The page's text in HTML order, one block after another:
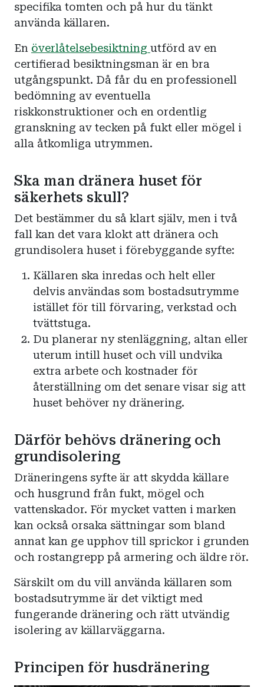
specifika tomten och på hur du tänkt
använda källaren.
En överlåtelsebesiktning utförd av en
certifierad besiktningsman är en bra
utgångspunkt. Då får du en professionell
bedömning av eventuella
riskkonstruktioner och en ordentlig
granskning av tecken på fukt eller mögel i
alla åtkomliga utrymmen.
Ska man dränera huset för
säkerhets skull?
Det bestämmer du så klart själv, men i två
fall kan det vara klokt att dränera och
grundisolera huset i förebyggande syfte:
Källaren ska inredas och helt eller
delvis användas som bostadsutrymme
istället för till förvaring, verkstad och
tvättstuga.
Du planerar ny stenläggning, altan eller
uterum intill huset och vill undvika
extra arbete och kostnader för
återställning om det senare visar sig att
huset behöver ny dränering.
Därför behövs dränering och
grundisolering
Dräneringens syfte är att skydda källare
och husgrund från fukt, mögel och
vattenskador. För mycket vatten i marken
kan också orsaka sättningar som bland
annat kan ge upphov till sprickor i grunden
och rostangrepp på armering och äldre rör.
Särskilt om du vill använda källaren som
bostadsutrymme är det viktigt med
fungerande dränering och rätt utvändig
isolering av källarväggarna.
Principen för husdränering